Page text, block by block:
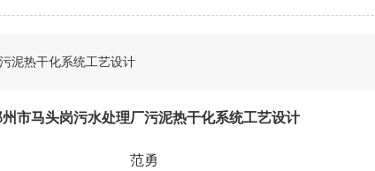
泥热干化系统工艺设计
州市马头岗污水处理厂污泥热干化系统工艺设计
范勇